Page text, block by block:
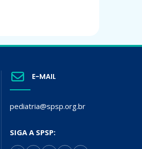
E-MAIL
pediatria@spsp.org.br
SIGA A SPSP: